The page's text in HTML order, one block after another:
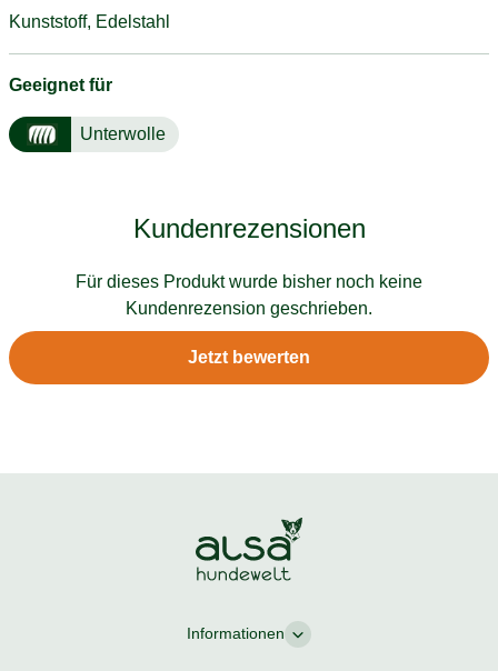
Kunststoff, Edelstahl
Geeignet für
Unterwolle
Kundenrezensionen
Für dieses Produkt wurde bisher noch keine
Kundenrezension geschrieben.
Jetzt bewerten
Informationen